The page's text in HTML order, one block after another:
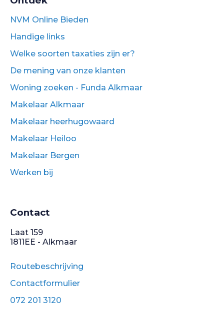
NVM Online Bieden
Handige links
Welke soorten taxaties zijn er?
De mening van onze klanten
Woning zoeken - Funda Alkmaar
Makelaar Alkmaar
Makelaar heerhugowaard
Makelaar Heiloo
Makelaar Bergen
Werken bij
Contact
Laat 159
1811EE - Alkmaar
Routebeschrijving
Contactformulier
072 201 3120